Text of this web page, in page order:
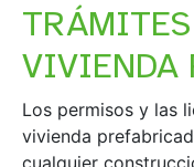
VIVIENDA
Los permisos y las
vivienda
cualquier